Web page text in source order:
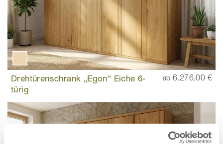
Drehtürenschrank „Egon“ Eiche 6-
türig
ab 6.276,00 €